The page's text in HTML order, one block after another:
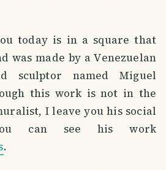
today is in a square that
was made by a Venezuelan
sculptor named Miguel
this work is not in the
I leave you his social
can see his work
.